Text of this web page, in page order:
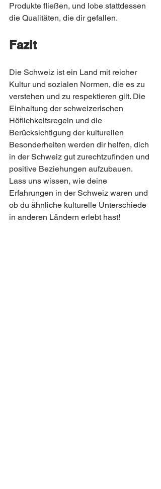
Produkte fließen, und lobe stattdessen
die Qualitäten, die dir gefallen.
Fazit
Die Schweiz ist ein Land mit reicher
Kultur und sozialen Normen, die es zu
verstehen und zu respektieren gilt. Die
Einhaltung der schweizerischen
Höflichkeitsregeln und die
Berücksichtigung der kulturellen
Besonderheiten werden dir helfen, dich
in der Schweiz gut zurechtzufinden und
positive Beziehungen aufzubauen.
Lass uns wissen, wie deine
Erfahrungen in der Schweiz waren und
ob du ähnliche kulturelle Unterschiede
in anderen Ländern erlebt hast!